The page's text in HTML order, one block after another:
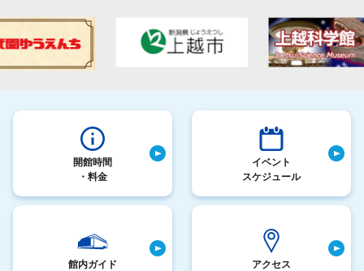
開館時間
・料金
イベント
スケジュール
館内ガイド アクセス